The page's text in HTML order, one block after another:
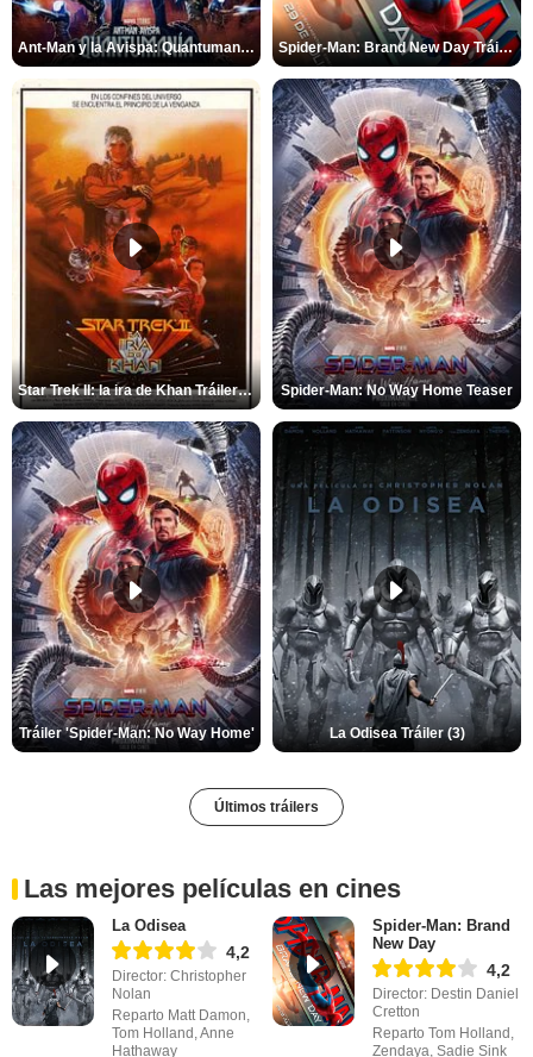
Ant-Man y la Avispa: Quantumanía Tráiler (2) Spider-Man: Brand New Day Tráiler (3)
Star Trek II: la ira de Khan Tráiler VO Spider-Man: No Way Home Teaser
Tráiler 'Spider-Man: No Way Home' La Odisea Tráiler (3)
Últimos tráilers
Las mejores películas en cines
La Odisea
4,2
Director: Christopher
Nolan
Reparto Matt Damon,
Tom Holland, Anne
Hathaway
Spider-Man: Brand
New Day
4,2
Director: Destin Daniel
Cretton
Reparto Tom Holland,
Zendaya, Sadie Sink